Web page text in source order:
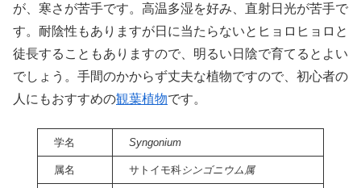
が、寒さが苦手です。高温多湿を好み、直射日光が苦手で
す。耐陰性もありますが日に当たらないとヒョロヒョロと
徒長することもありますので、明るい日陰で育てるとよい
でしょう。手間のかからず丈夫な植物ですので、初心者の
人にもおすすめの観葉植物です。
学名 Syngonium
属名 サトイモ科 シンゴニウム属